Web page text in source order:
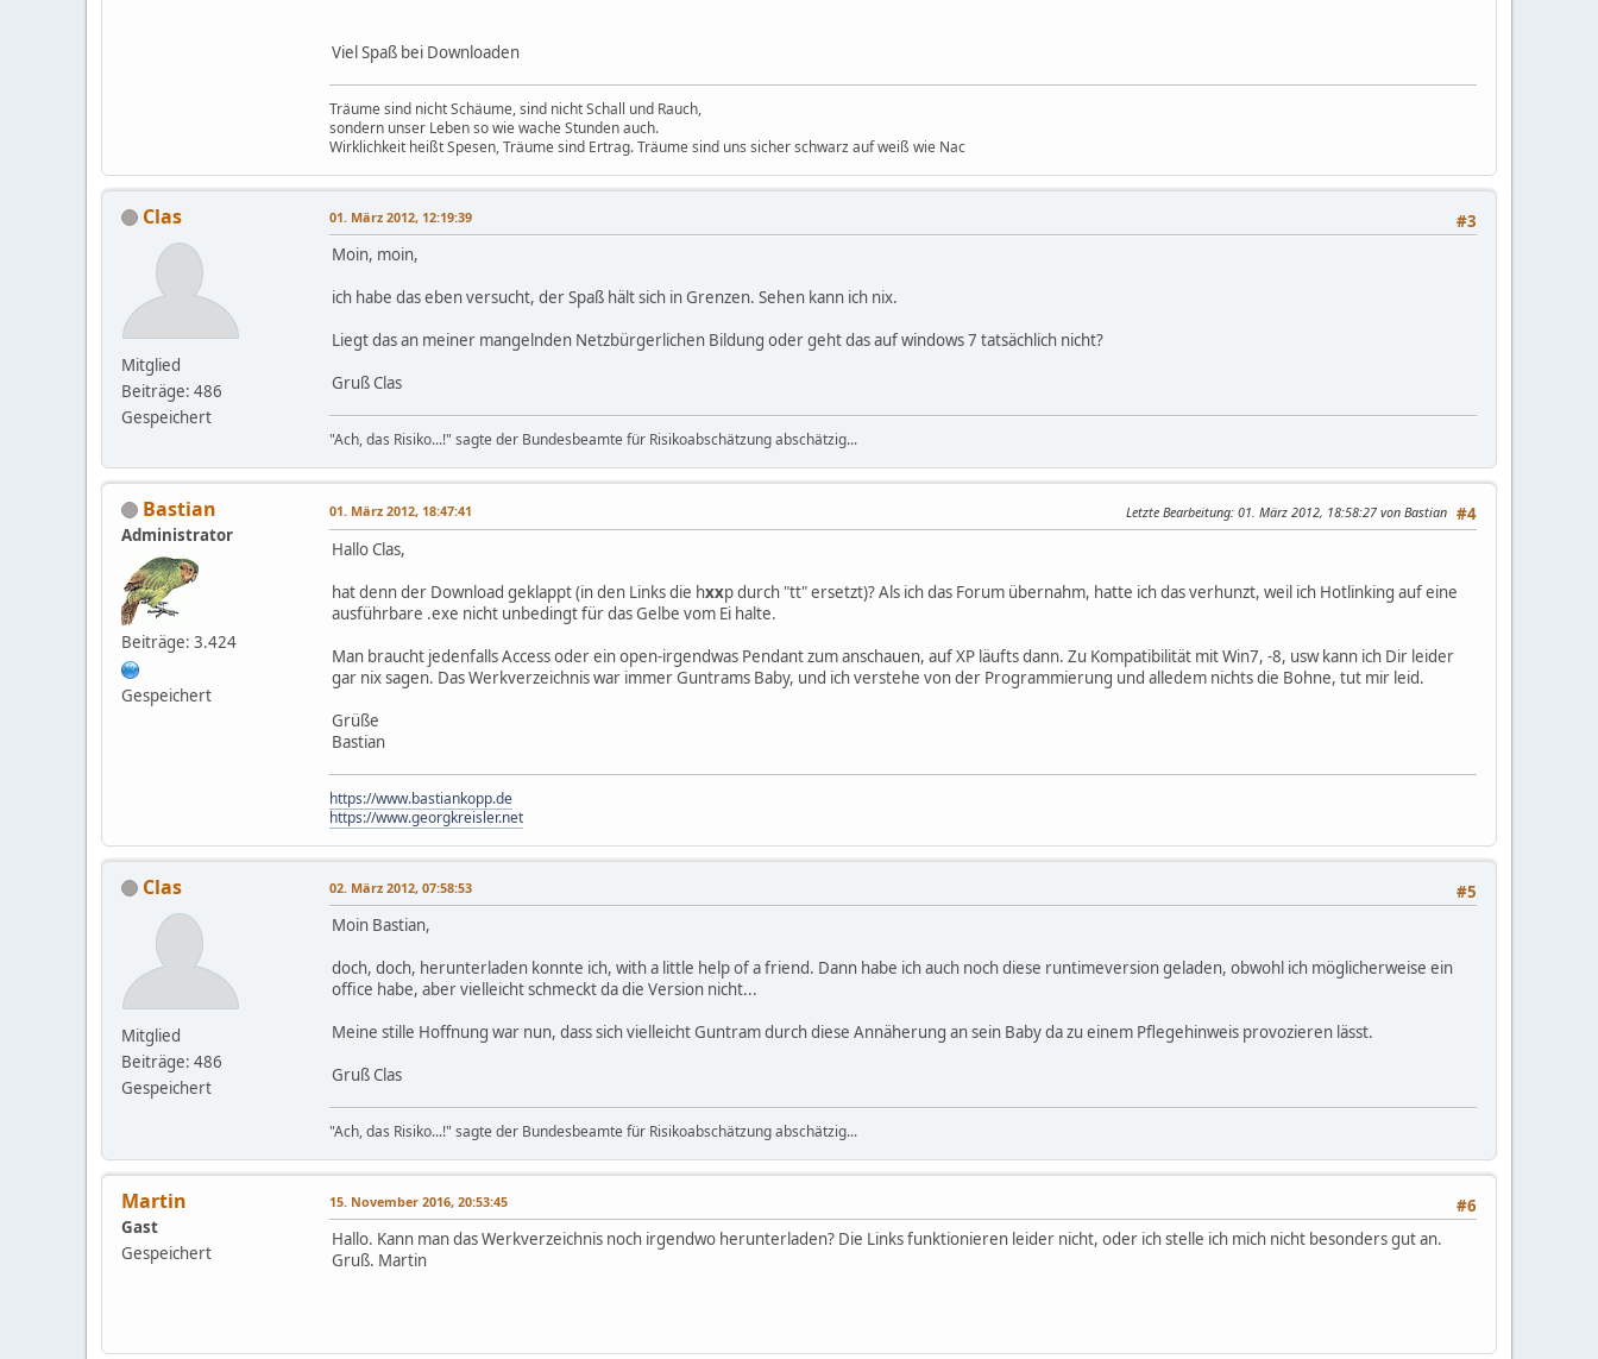
Viel Spaß bei Downloaden
Träume sind nicht Schäume, sind nicht Schall und Rauch,
sondern unser Leben so wie wache Stunden auch.
Wirklichkeit heißt Spesen, Träume sind Ertrag. Träume sind uns sicher schwarz auf weiß wie Nac
Clas
Mitglied
Beiträge: 486
Gespeichert
#3
01. März 2012, 12:19:39
Moin, moin,
ich habe das eben versucht, der Spaß hält sich in Grenzen. Sehen kann ich nix.
Liegt das an meiner mangelnden Netzbürgerlichen Bildung oder geht das auf windows 7 tatsächlich nicht?
Gruß Clas
"Ach, das Risiko...!" sagte der Bundesbeamte für Risikoabschätzung abschätzig...
Bastian
Administrator
Beiträge: 3.424
Gespeichert
#4
01. März 2012, 18:47:41 Letzte Bearbeitung: 01. März 2012, 18:58:27 von Bastian
Hallo Clas,
hat denn der Download geklappt (in den Links die hxxp durch "tt" ersetzt)? Als ich das Forum übernahm, hatte ich das verhunzt, weil ich Hotlinking auf eine
ausführbare .exe nicht unbedingt für das Gelbe vom Ei halte.
Man braucht jedenfalls Access oder ein open-irgendwas Pendant zum anschauen, auf XP läufts dann. Zu Kompatibilität mit Win7, -8, usw kann ich Dir leider
gar nix sagen. Das Werkverzeichnis war immer Guntrams Baby, und ich verstehe von der Programmierung und alledem nichts die Bohne, tut mir leid.
Grüße
Bastian
https://www.bastiankopp.de
https://www.georgkreisler.net
Clas
Mitglied
Beiträge: 486
Gespeichert
#5
02. März 2012, 07:58:53
Moin Bastian,
doch, doch, herunterladen konnte ich, with a little help of a friend. Dann habe ich auch noch diese runtimeversion geladen, obwohl ich möglicherweise ein
office habe, aber vielleicht schmeckt da die Version nicht...
Meine stille Hoffnung war nun, dass sich vielleicht Guntram durch diese Annäherung an sein Baby da zu einem Pflegehinweis provozieren lässt.
Gruß Clas
"Ach, das Risiko...!" sagte der Bundesbeamte für Risikoabschätzung abschätzig...
Martin
Gast
Gespeichert
#6
15. November 2016, 20:53:45
Hallo. Kann man das Werkverzeichnis noch irgendwo herunterladen? Die Links funktionieren leider nicht, oder ich stelle ich mich nicht besonders gut an.
Gruß. Martin